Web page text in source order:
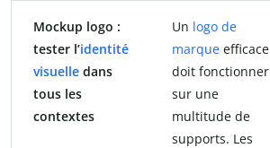
Mockup logo :
tester l’identité
visuelle dans
tous les
contextes
Un logo de
marque efficace
doit fonctionner
sur une
multitude de
supports. Les